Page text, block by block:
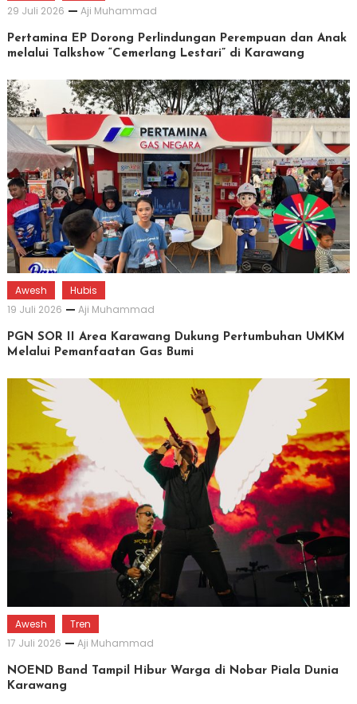
29 Juli 2026
Aji Muhammad
Pertamina EP Dorong Perlindungan Perempuan dan Anak
melalui Talkshow “Cemerlang Lestari” di Karawang
Awesh
Hubis
19 Juli 2026
Aji Muhammad
PGN SOR II Area Karawang Dukung Pertumbuhan UMKM
Melalui Pemanfaatan Gas Bumi
Awesh
Tren
17 Juli 2026
Aji Muhammad
NOEND Band Tampil Hibur Warga di Nobar Piala Dunia
Karawang